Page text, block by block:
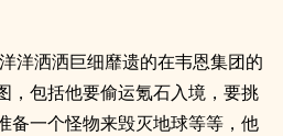
洋洒洒巨细靡遗的在韦恩集团的
，包括他要偷运氪石入境，要挑
备一个怪物来毁灭地球等等，他